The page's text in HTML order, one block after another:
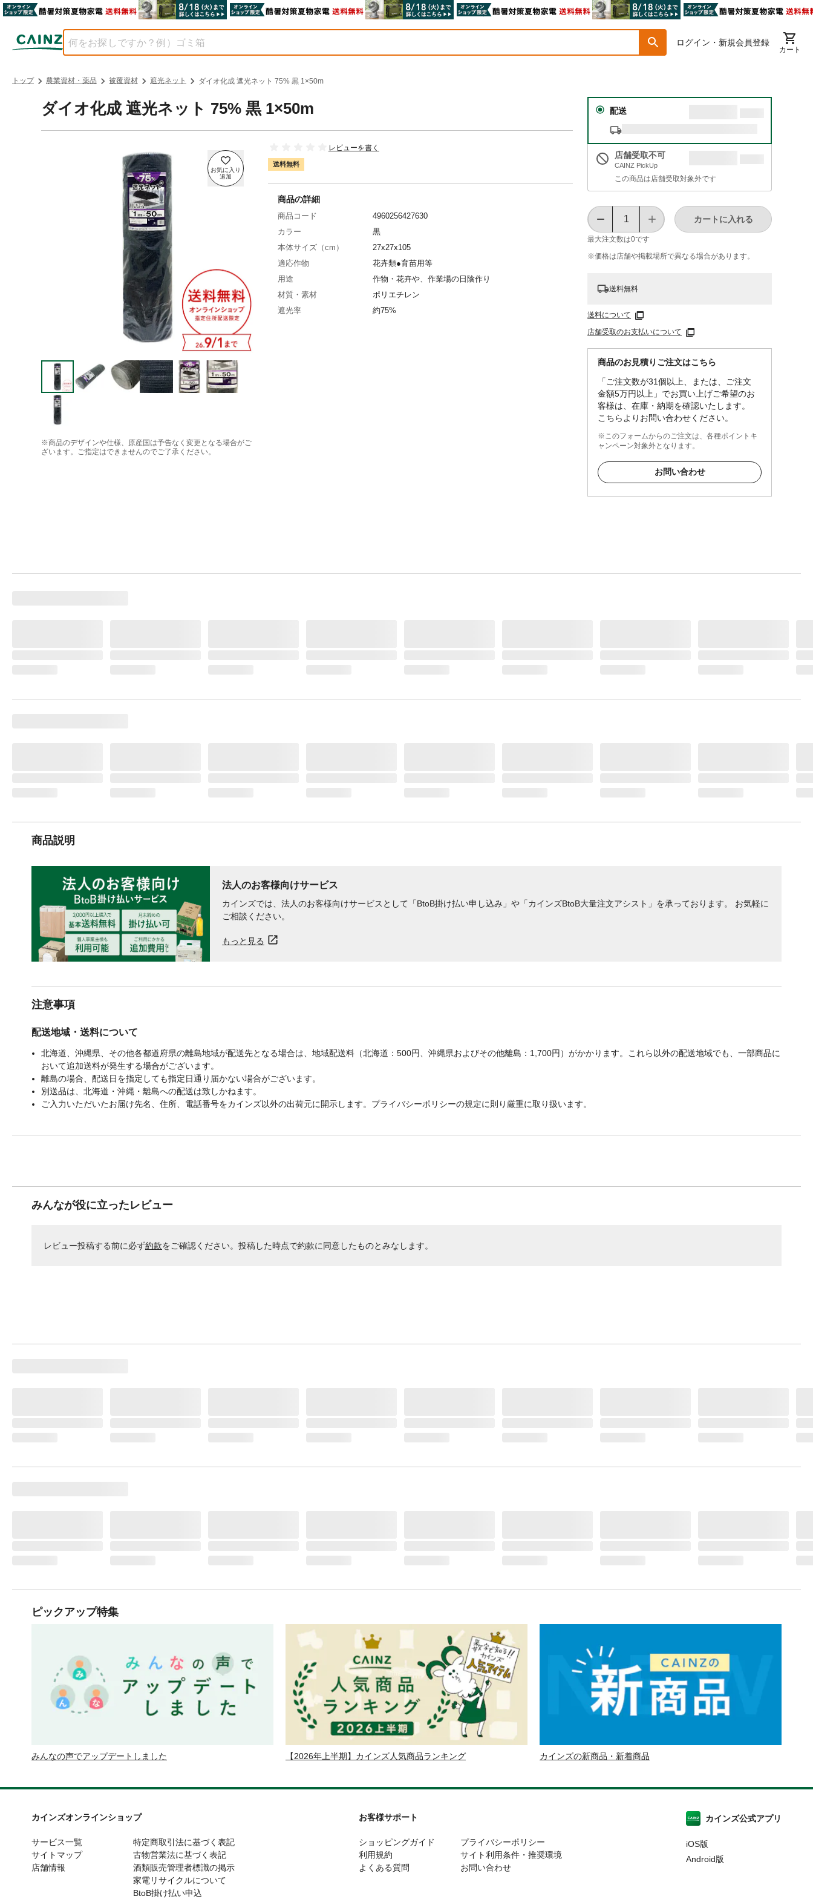
ログイン・新規会員登録
カート
トップ 農業資材・薬品 被覆資材 遮光ネット ダイオ化成 遮光ネット 75% 黒 1×50m
ダイオ化成 遮光ネット 75% 黒 1×50m
※商品のデザインや仕様、原産国は予告なく変更となる場合がご
ざいます。ご指定はできませんのでご了承ください。
レビューを書く
送料無料
配送
店舗受取不可
CAINZ PickUp
この商品は店舗受取対象外です
最大注文数は0です
カートに入れる
※価格は​店舗や​掲載場所で​異なる​場合が​あります。
送料無料
送料について
店舗受取のお支払いについて
商品のお見積りご注文はこちら
「ご注文数が31個以上、または、ご注文
金額5万円以上」でお買い上げご希望のお
客様は、在庫・納期を確認いたします。
こちらよりお問い合わせください。
※このフォームからのご注文は、各種ポイントキ
ャンペーン対象外となります。
お問い合わせ
商品の詳細
商品コード
4960256427630
カラー
黒
本体サイズ（cm）
27x27x105
適応作物
花卉類●育苗用等
用途
作物・花卉や、作業場の日陰作り
材質・素材
ポリエチレン
遮光率
約75%
商品説明
法人のお客様向けサービス
カインズでは、法人のお客様向けサービスとして「BtoB掛け払い申し込み」や「カインズBtoB大量注文アシスト」を承っております。 お気軽に
ご相談ください。
もっと見る
注意事項
配送地域・送料について
北海道、沖縄県、その他各都道府県の離島地域が配送先となる場合は、地域配送料（北海道：500円、沖縄県およびその他離島：1,700円）がかかります。これら以外の配送地域でも、一部商品に
おいて追加送料が発生する場合がございます。
離島の場合、配送日を指定しても指定日通り届かない場合がございます。
別送品は、北海道・沖縄・離島への配送は致しかねます。
ご入力いただいたお届け先名、住所、電話番号をカインズ以外の出荷元に開示します。プライバシーポリシーの規定に則り厳重に取り扱います。
みんなが役に立ったレビュー
レビュー投稿する前に必ず約款をご確認ください。投稿した時点で約款に同意したものとみなします。
ピックアップ特集
みんなの声でアップデートしました 【2026年上半期】カインズ人気商品ランキング カインズの新商品・新着商品
カインズオンラインショップ
サービス一覧
サイトマップ
店舗情報
特定商取引法に基づく表記
古物営業法に基づく表記
酒類販売管理者標識の掲示
家電リサイクルについて
BtoB掛け払い申込
お客様サポート
ショッピングガイド
利用規約
よくある質問
プライバシーポリシー
サイト利用条件・推奨環境
お問い合わせ
カインズ公式アプリ
iOS版
Android版